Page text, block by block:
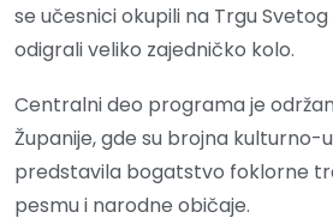
se učesnici okupili na Trgu
odigrali veliko zajedničko kolo.
Centralni deo programa je
Županije, gde su brojna
predstavila bogatstvo foklorne
pesmu i narodne običaje.